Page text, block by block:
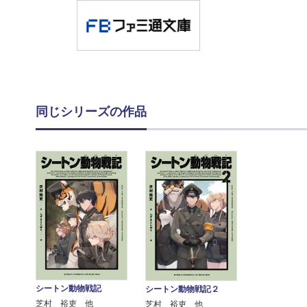
同じシリーズの作品
シートン動物戦記
芝村 裕吏 他
シートン動物戦記２
芝村 裕吏 他